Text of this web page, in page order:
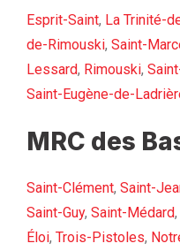
Esprit-Saint, La Trinité-
de-Rimouski, Saint-
Lessard, Rimouski,
Saint-Eugène-de-
MRC des
Saint-Clément, Saint-
Saint-Guy, Saint-Médard,
Éloi, Trois-Pistoles,